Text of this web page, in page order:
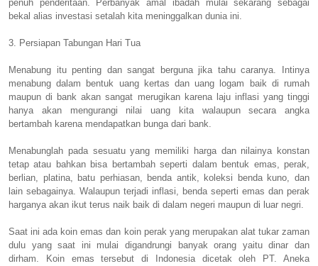
penuh penderitaan. Perbanyak amal ibadah mulai sekarang sebagai
bekal alias investasi setalah kita meninggalkan dunia ini.
3. Persiapan Tabungan Hari Tua
Menabung itu penting dan sangat berguna jika tahu caranya. Intinya
menabung dalam bentuk uang kertas dan uang logam baik di rumah
maupun di bank akan sangat merugikan karena laju inflasi yang tinggi
hanya akan mengurangi nilai uang kita walaupun secara angka
bertambah karena mendapatkan bunga dari bank.
Menabunglah pada sesuatu yang memiliki harga dan nilainya konstan
tetap atau bahkan bisa bertambah seperti dalam bentuk emas, perak,
berlian, platina, batu perhiasan, benda antik, koleksi benda kuno, dan
lain sebagainya. Walaupun terjadi inflasi, benda seperti emas dan perak
harganya akan ikut terus naik baik di dalam negeri maupun di luar negri.
Saat ini ada koin emas dan koin perak yang merupakan alat tukar zaman
dulu yang saat ini mulai digandrungi banyak orang yaitu dinar dan
dirham. Koin emas tersebut di Indonesia dicetak oleh PT. Aneka